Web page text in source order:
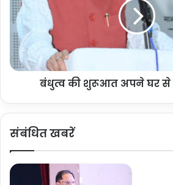
स्व
प्र
णों
के
ण
ए
की
शु
रू
आ
त
अ
से
श्री
बंधुत्व की शुरूआत अपने घर से
संबंधित खबरें